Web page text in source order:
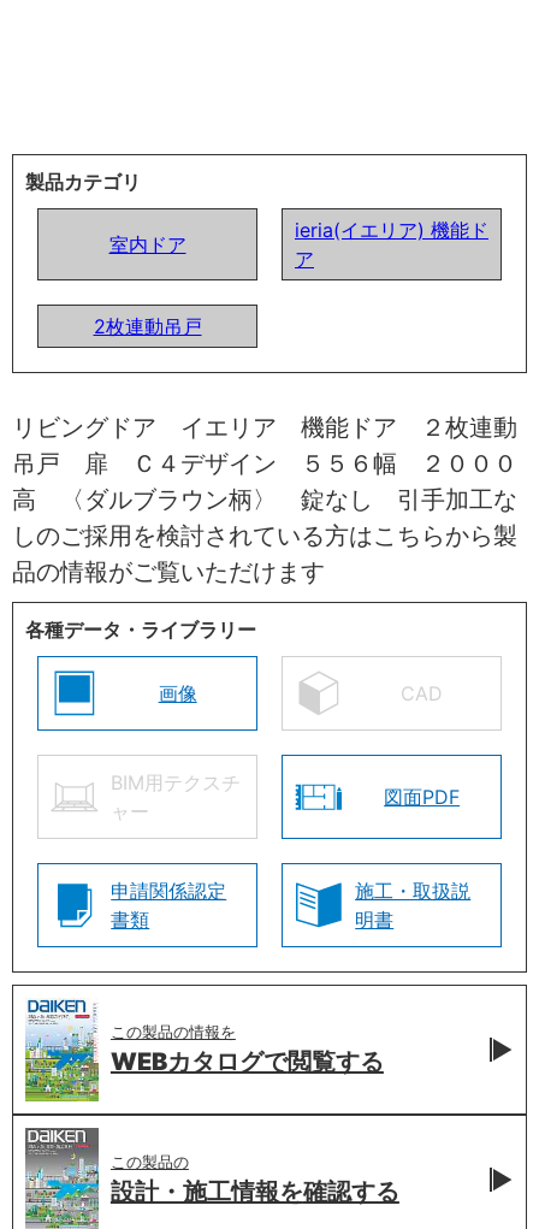
製品カテゴリ
室内ドア
ieria(イエリア) 機能ド
ア
2枚連動吊戸
リビングドア イエリア 機能ドア ２枚連動
吊戸 扉 Ｃ４デザイン ５５６幅 ２０００
高 〈ダルブラウン柄〉 錠なし 引手加工な
しのご採用を検討されている方はこちらから製
品の情報がご覧いただけます
各種データ・ライブラリー
画像 CAD
BIM用テクスチ
ャー
図面PDF
申請関係認定
書類
施工・取扱説
明書
この製品の情報を
WEBカタログで閲覧する
この製品の
設計・施工情報を確認する